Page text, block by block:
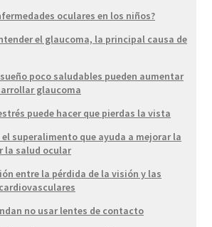
oculares en los niños?
el glaucoma, la principal causa de
poco saludables pueden aumentar
glaucoma
puede hacer que pierdas la vista
superalimento que ayuda a mejorar la
la salud ocular
entre la pérdida de la visión y las
no usar lentes de contacto